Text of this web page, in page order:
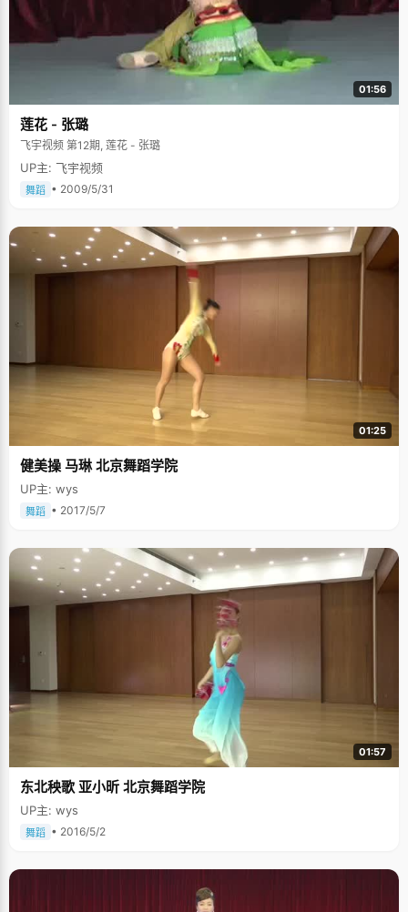
01:56
莲花 - 张璐
飞宇视频 第12期, 莲花 - 张璐
UP主: 飞宇视频
舞蹈 • 2009/5/31
01:25
健美操 马琳 北京舞蹈学院
UP主: wys
舞蹈 • 2017/5/7
01:57
东北秧歌 亚小昕 北京舞蹈学院
UP主: wys
舞蹈 • 2016/5/2